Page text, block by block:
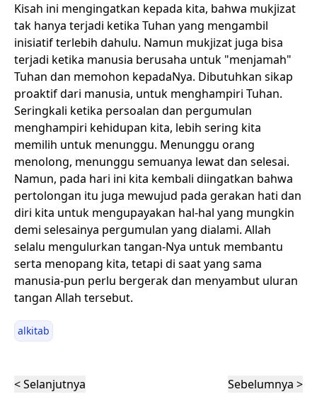
Kisah ini mengingatkan kepada kita, bahwa mukjizat
tak hanya terjadi ketika Tuhan yang mengambil
inisiatif terlebih dahulu. Namun mukjizat juga bisa
terjadi ketika manusia berusaha untuk "menjamah"
Tuhan dan memohon kepadaNya. Dibutuhkan sikap
proaktif dari manusia, untuk menghampiri Tuhan.
Seringkali ketika persoalan dan pergumulan
menghampiri kehidupan kita, lebih sering kita
memilih untuk menunggu. Menunggu orang
menolong, menunggu semuanya lewat dan selesai.
Namun, pada hari ini kita kembali diingatkan bahwa
pertolongan itu juga mewujud pada gerakan hati dan
diri kita untuk mengupayakan hal-hal yang mungkin
demi selesainya pergumulan yang dialami. Allah
selalu mengulurkan tangan-Nya untuk membantu
serta menopang kita, tetapi di saat yang sama
manusia-pun perlu bergerak dan menyambut uluran
tangan Allah tersebut.
alkitab
< Selanjutnya Sebelumnya >